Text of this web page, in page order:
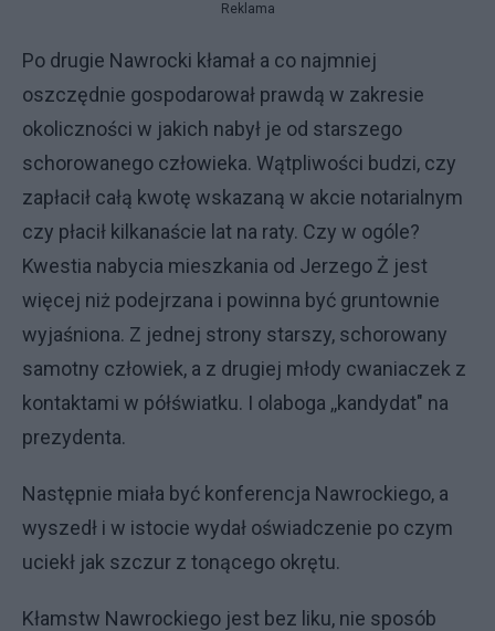
Reklama
Po drugie Nawrocki kłamał a co najmniej
oszczędnie gospodarował prawdą w zakresie
okoliczności w jakich nabył je od starszego
schorowanego człowieka. Wątpliwości budzi, czy
zapłacił całą kwotę wskazaną w akcie notarialnym
czy płacił kilkanaście lat na raty. Czy w ogóle?
Kwestia nabycia mieszkania od Jerzego Ż jest
więcej niż podejrzana i powinna być gruntownie
wyjaśniona. Z jednej strony starszy, schorowany
samotny człowiek, a z drugiej młody cwaniaczek z
kontaktami w półświatku. I olaboga ,,kandydat" na
prezydenta.
Następnie miała być konferencja Nawrockiego, a
wyszedł i w istocie wydał oświadczenie po czym
uciekł jak szczur z tonącego okrętu.
Kłamstw Nawrockiego jest bez liku, nie sposób